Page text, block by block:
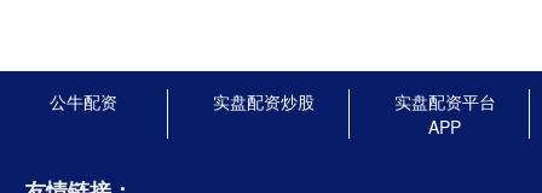
公牛配资 实盘配资炒股
实盘配资平台
APP